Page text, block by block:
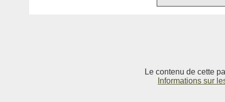
Le contenu de cette
Informations sur